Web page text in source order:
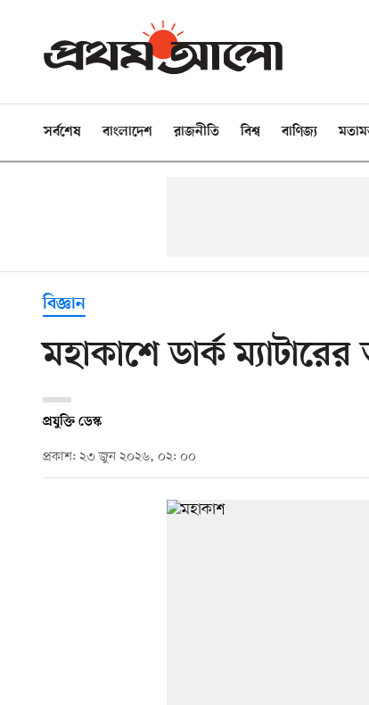
সর্বশেষ বাংলাদেশ রাজনীতি বিশ্ব বাণিজ্য
বিজ্ঞান
মহাকাশে ডার্ক
প্রযুক্তি ডেস্ক
প্রকাশ: ২৩ জুন ২০২৬, ০২: ০০